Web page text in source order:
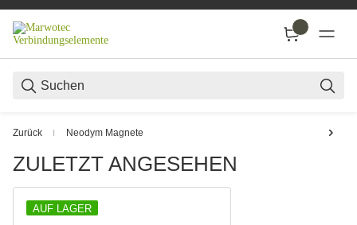
Zurück Neodym Magnete
ZULETZT ANGESEHEN
AUF LAGER